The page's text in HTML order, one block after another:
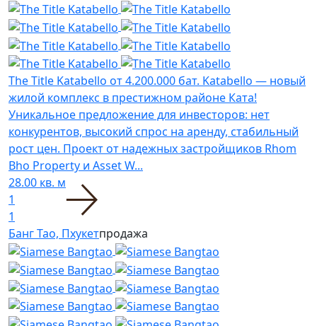
The Title Katabello от 4.200.000 бат. Katabello — новый
жилой комплекс в престижном районе Ката!
Уникальное предложение для инвесторов: нет
конкурентов, высокий спрос на аренду, стабильный
рост цен. Проект от надежных застройщиков Rhom
Bho Property и Asset W...
28.00 кв. м
1
1
Банг Тао, Пхукетпродажа